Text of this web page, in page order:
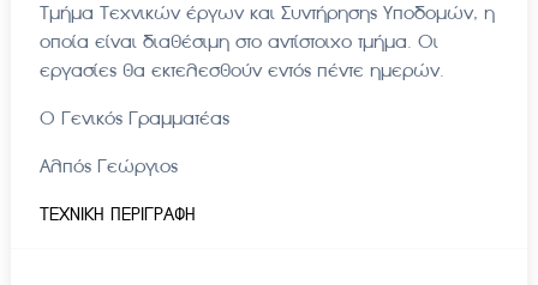
Τμήμα Τεχνικών έργων και Συντήρησης Υποδομών, η
οποία είναι διαθέσιμη στο αντίστοιχο τμήμα. Οι
εργασίες θα εκτελεσθούν εντός πέντε ημερών.
Ο Γενικός Γραμματέας
Αλπός Γεώργιος
ΤΕΧΝΙΚΗ ΠΕΡΙΓΡΑΦΗ